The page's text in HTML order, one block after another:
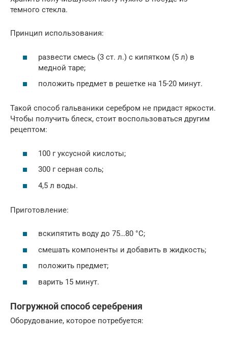
темного стекла.
Принцип использования:
развести смесь (3 ст. л.) с кипятком (5 л) в
медной таре;
положить предмет в решетке на 15-20 минут.
Такой способ гальваники серебром не придаст яркости.
Чтобы получить блеск, стоит воспользоваться другим
рецептом:
100 г уксусной кислоты;
300 г серная соль;
4,5 л воды.
Приготовление:
вскипятить воду до 75…80 °C;
смешать компоненты и добавить в жидкость;
положить предмет;
варить 15 минут.
Погружной способ серебрения
Оборудование, которое потребуется: